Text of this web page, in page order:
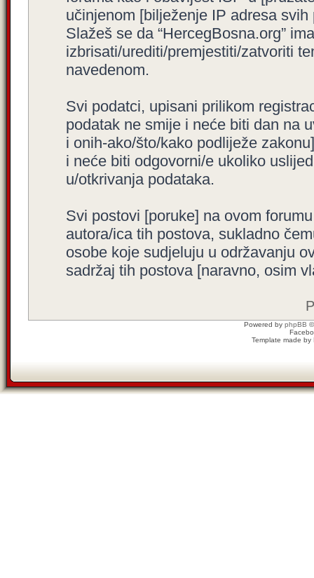
učinjenom [bilježenje IP adresa
Slažeš se da “HercegBosna.org”
izbrisati/urediti/premjestiti/zatvoriti
navedenom.
Svi podatci, upisani prilikom
podatak ne smije i neće biti dan na
i onih-ako/što/kako podliježe
i neće biti odgovorni/e ukoliko
u/otkrivanja podataka.
Svi postovi [poruke] na ovom
autora/ica tih postova, sukladno
osobe koje sudjeluju u održavanju
sadržaj tih postova [naravno, osim
Powered by phpBB
Template made by